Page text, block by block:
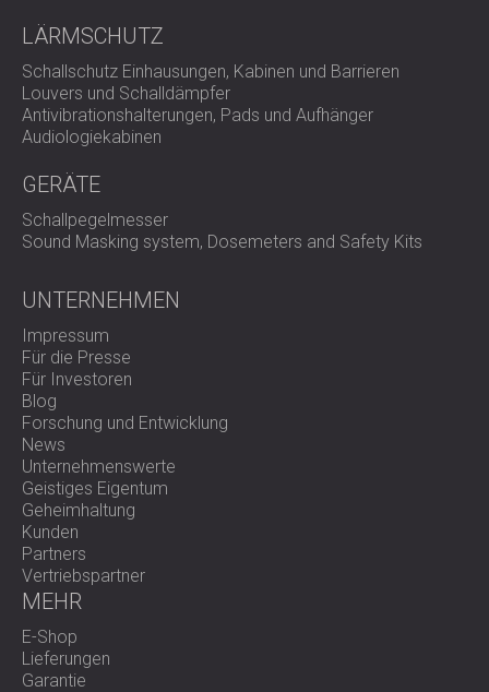
LÄRMSCHUTZ
Schallschutz Einhausungen, Kabinen und Barrieren
Louvers und Schalldämpfer
Antivibrationshalterungen, Pads und Aufhänger
Audiologiekabinen
GERÄTE
Schallpegelmesser
Sound Masking system, Dosemeters and Safety Kits
UNTERNEHMEN
Impressum
Für die Presse
Für Investoren
Blog
Forschung und Entwicklung
News
Unternehmenswerte
Geistiges Eigentum
Geheimhaltung
Kunden
Partners
Vertriebspartner
MEHR
E-Shop
Lieferungen
Garantie